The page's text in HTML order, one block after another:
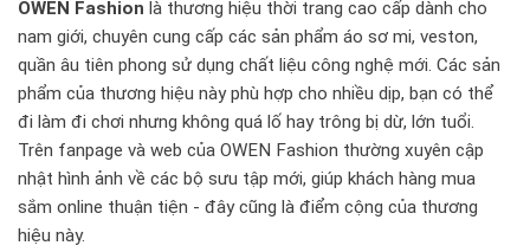
OWEN Fashion là thương hiệu thời trang cao cấp dành cho
nam giới, chuyên cung cấp các sản phẩm áo sơ mi, veston,
quần âu tiên phong sử dụng chất liệu công nghệ mới. Các sản
phẩm của thương hiệu này phù hợp cho nhiều dịp, bạn có thể
đi làm đi chơi nhưng không quá lố hay trông bị dừ, lớn tuổi.
Trên fanpage và web của OWEN Fashion thường xuyên cập
nhật hình ảnh về các bộ sưu tập mới, giúp khách hàng mua
sắm online thuận tiện - đây cũng là điểm cộng của thương
hiệu này.